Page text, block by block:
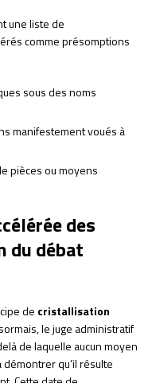
une liste de
comme présomptions
sous des noms
manifestement voués à
pièces ou moyens
des
du débat
de cristallisation
le juge administratif
de laquelle aucun moyen
qu’il résulte